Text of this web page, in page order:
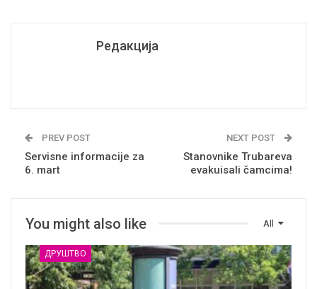
Редакција
PREV POST
Servisne informacije za
6. mart
NEXT POST
Stanovnike Trubareva
evakuisali čamcima!
All
You might also like
ДРУШТВО